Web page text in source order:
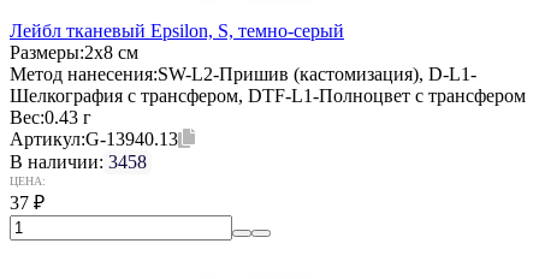
Лейбл тканевый Epsilon, S, темно-серый
Размеры:2х8 см
Метод нанесения:SW-L2-Пришив (кастомизация), D-L1-
Шелкография с трансфером, DTF-L1-Полноцвет с трансфером
Вес:0.43 г
Артикул:G-13940.13
В наличии: 3458
ЦЕНА:
37 ₽